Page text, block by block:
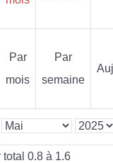
Par
mois
Par
semaine
0.8 à 1.6